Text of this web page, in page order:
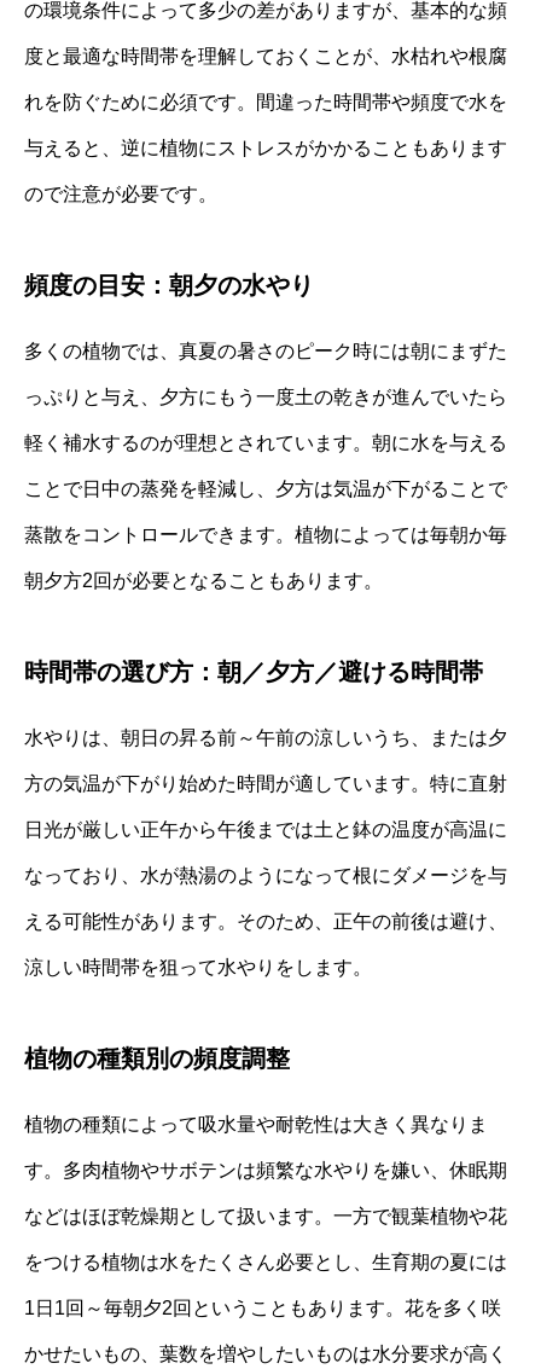
の環境条件によって多少の差がありますが、基本的な頻
度と最適な時間帯を理解しておくことが、水枯れや根腐
れを防ぐために必須です。間違った時間帯や頻度で水を
与えると、逆に植物にストレスがかかることもあります
ので注意が必要です。
頻度の目安：朝夕の水やり
多くの植物では、真夏の暑さのピーク時には朝にまずた
っぷりと与え、夕方にもう一度土の乾きが進んでいたら
軽く補水するのが理想とされています。朝に水を与える
ことで日中の蒸発を軽減し、夕方は気温が下がることで
蒸散をコントロールできます。植物によっては毎朝か毎
朝夕方2回が必要となることもあります。
時間帯の選び方：朝／夕方／避ける時間帯
水やりは、朝日の昇る前～午前の涼しいうち、または夕
方の気温が下がり始めた時間が適しています。特に直射
日光が厳しい正午から午後までは土と鉢の温度が高温に
なっており、水が熱湯のようになって根にダメージを与
える可能性があります。そのため、正午の前後は避け、
涼しい時間帯を狙って水やりをします。
植物の種類別の頻度調整
植物の種類によって吸水量や耐乾性は大きく異なりま
す。多肉植物やサボテンは頻繁な水やりを嫌い、休眠期
などはほぼ乾燥期として扱います。一方で観葉植物や花
をつける植物は水をたくさん必要とし、生育期の夏には
1日1回～毎朝夕2回ということもあります。花を多く咲
かせたいもの、葉数を増やしたいものは水分要求が高く